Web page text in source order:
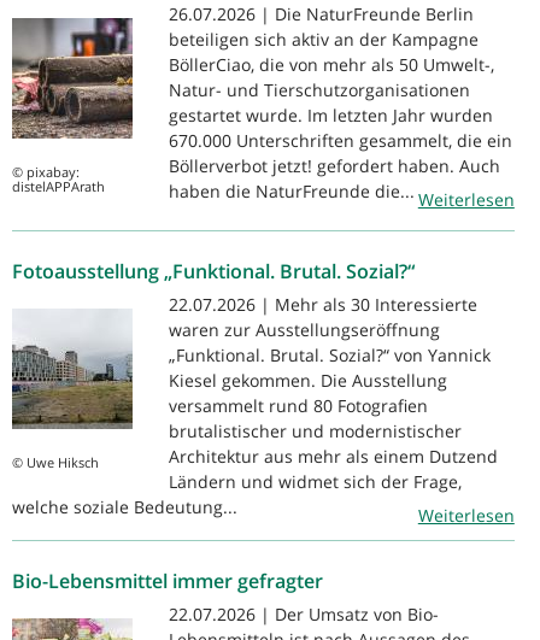
© pixabay:
distelAPPArath
26.07.2026 | Die NaturFreunde Berlin
beteiligen sich aktiv an der Kampagne
BöllerCiao, die von mehr als 50 Umwelt-,
Natur- und Tierschutzorganisationen
gestartet wurde. Im letzten Jahr wurden
670.000 Unterschriften gesammelt, die ein
Böllerverbot jetzt! gefordert haben. Auch
haben die NaturFreunde die... Weiterlesen
Fotoausstellung „Funktional. Brutal. Sozial?“
© Uwe Hiksch
22.07.2026 | Mehr als 30 Interessierte
waren zur Ausstellungseröffnung
„Funktional. Brutal. Sozial?“ von Yannick
Kiesel gekommen. Die Ausstellung
versammelt rund 80 Fotografien
brutalistischer und modernistischer
Architektur aus mehr als einem Dutzend
Ländern und widmet sich der Frage,
welche soziale Bedeutung...
Weiterlesen
Bio-Lebensmittel immer gefragter
22.07.2026 | Der Umsatz von Bio-